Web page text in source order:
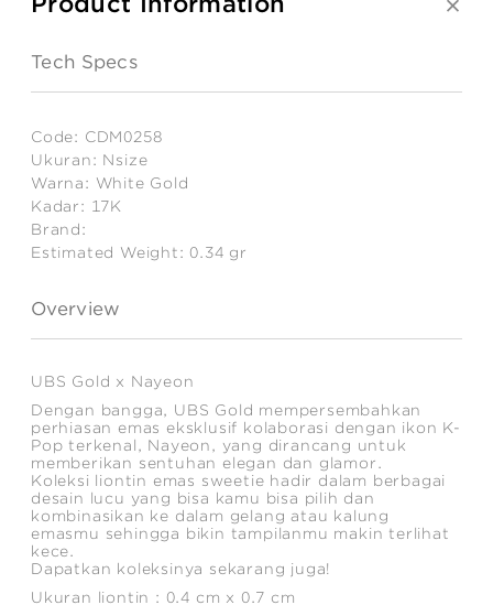
Tech Specs
Code: CDM0258
Ukuran: Nsize
Warna: White Gold
Kadar: 17K
Brand:
Estimated Weight:0.34 gr
Overview
UBS Gold x Nayeon
Dengan bangga, UBS Gold mempersembahkan
perhiasan emas eksklusif kolaborasi dengan ikon K-
Pop terkenal, Nayeon, yang dirancang untuk
memberikan sentuhan elegan dan glamor.
Koleksi liontin emas sweetie hadir dalam berbagai
desain lucu yang bisa kamu bisa pilih dan
kombinasikan ke dalam gelang atau kalung
emasmu sehingga bikin tampilanmu makin terlihat
kece.
Dapatkan koleksinya sekarang juga!
Ukuran liontin : 0.4 cm x 0.7 cm